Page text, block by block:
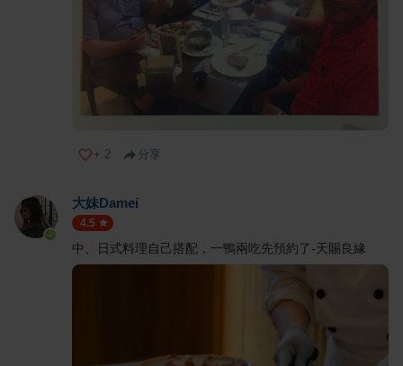
+ 2 分享
大妹Damei
4.5
中、日式料理自己搭配，一鴨兩吃先預約了-天賜良緣